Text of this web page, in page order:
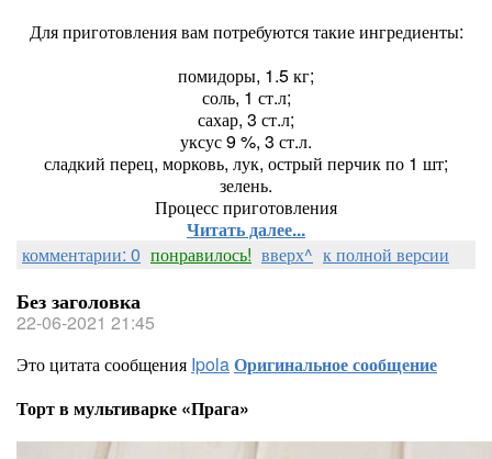
Для приготовления вам потребуются такие ингредиенты:
помидоры, 1.5 кг;
соль, 1 ст.л;
сахар, 3 ст.л;
уксус 9 %, 3 ст.л.
сладкий перец, морковь, лук, острый перчик по 1 шт;
зелень.
Процесс приготовления
Читать далее...
комментарии: 0 понравилось! вверх^ к полной версии
Без заголовка
22-06-2021 21:45
Это цитата сообщения IpolaОригинальное сообщение
Торт в мультиварке «Прага»